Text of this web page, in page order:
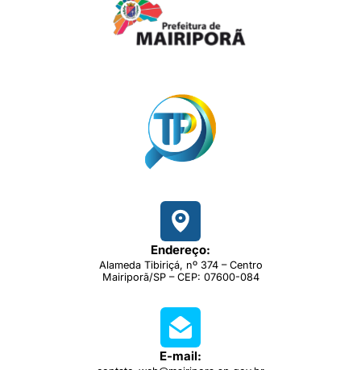
Endereço:
Alameda Tibiriçá, nº 374 – Centro
Mairiporã/SP – CEP: 07600-084
E-mail: